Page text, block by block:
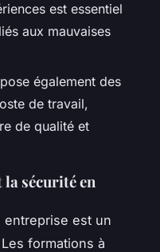
est essentiel
aux mauvaises
également des
de travail,
de qualité et
la sécurité en
entreprise est un
formations à